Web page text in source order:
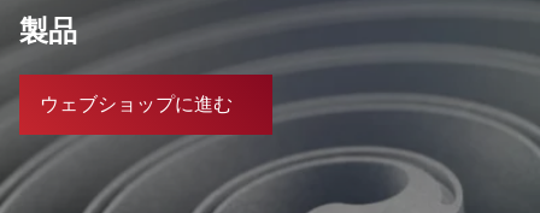
製品
ウェブショップに進む